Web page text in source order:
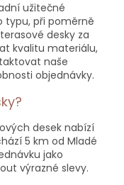
užitečné
typu, při poměrně
desky za
kvalitu materiálu,
naše
objednávky.
desek nabízí
5 km od Mladé
jako
výrazné slevy.